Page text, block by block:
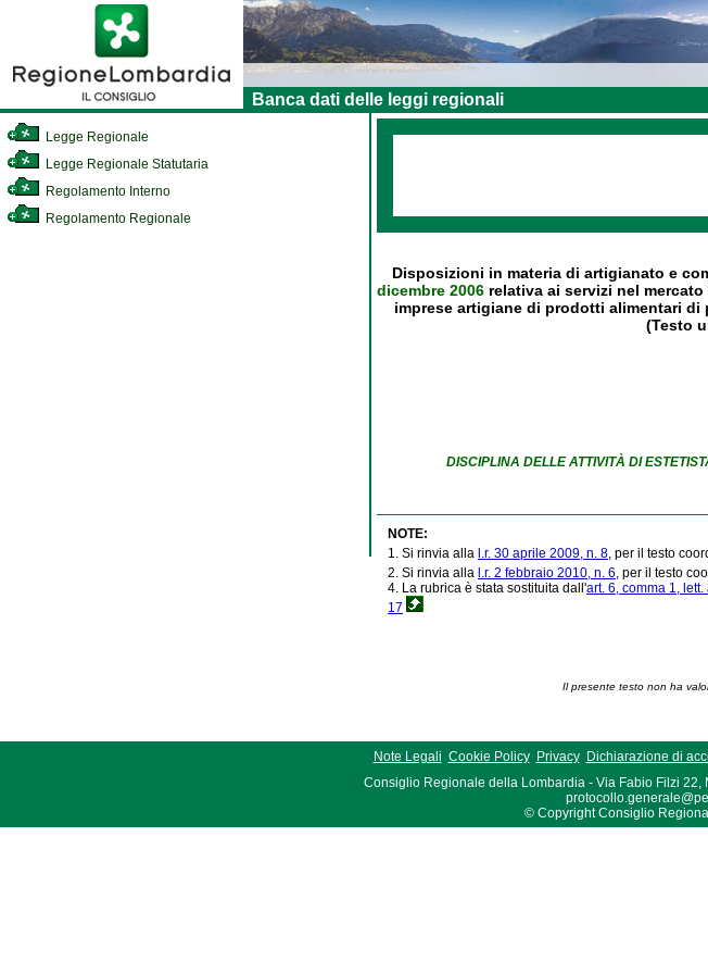
Banca dati delle leggi regionali
Legge Regionale
Legge Regionale Statutaria
Regolamento Interno
Regolamento Regionale
Disposizioni in materia di artigianato e
dicembre 2006 relativa ai servizi nel
imprese artigiane di prodotti alimentari
(Testo
DISCIPLINA DELLE ATTIVITÀ DI
NOTE:
1. Si rinvia alla l.r. 30 aprile 2009, n. 8, per il testo
2. Si rinvia alla l.r. 2 febbraio 2010, n. 6, per il testo
4. La rubrica è stata sostituita dall'art. 6, comma 1,
17
Il presente testo non ha
Note Legali Cookie Policy Privacy Dichiarazione di
Consiglio Regionale della Lombardia - Via Fabio Filzi 22,
© Copyright Consiglio